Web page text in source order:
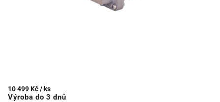
10 499 Kč/ ks
Výroba do 3 dnů